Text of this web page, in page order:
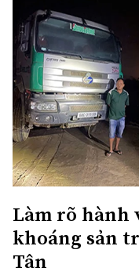
Làm rõ hành
khoáng sản
Tân